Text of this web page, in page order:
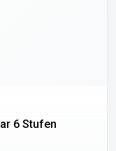
6 Stufen